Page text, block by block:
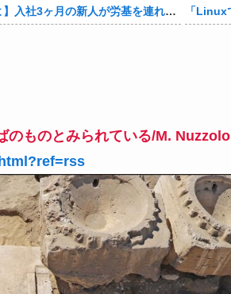
【マジかよ】入社3ヶ月の新人が労基を連れて来て「90連勤させられました」「労働基準法違反です」→俺「彼は30連休中ですが?」
のものとみられている/M. Nuzzolo